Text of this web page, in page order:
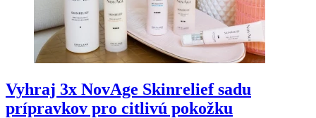
Vyhraj 3x NovAge Skinrelief sadu
prípravkov pro citlivú pokožku